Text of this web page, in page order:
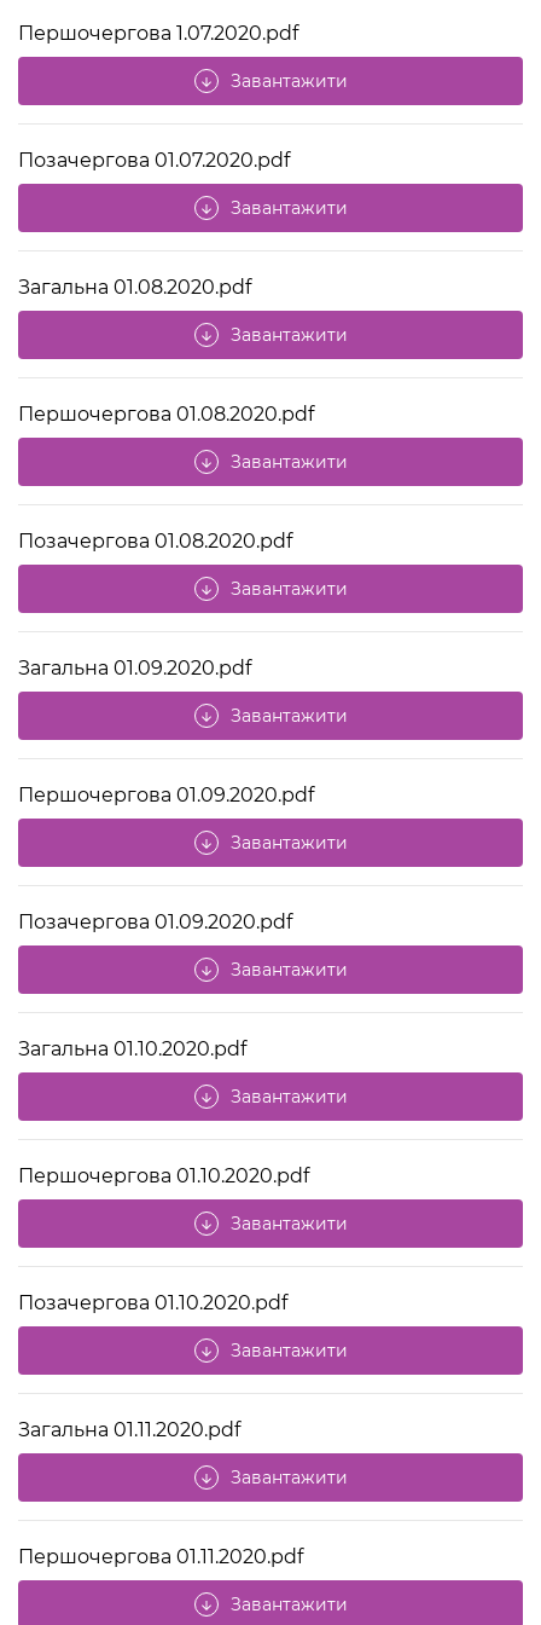
Першочергова 1.07.2020.pdf
arrow_downward Завантажити
Позачергова 01.07.2020.pdf
arrow_downward Завантажити
Загальна 01.08.2020.pdf
arrow_downward Завантажити
Першочергова 01.08.2020.pdf
arrow_downward Завантажити
Позачергова 01.08.2020.pdf
arrow_downward Завантажити
Загальна 01.09.2020.pdf
arrow_downward Завантажити
Першочергова 01.09.2020.pdf
arrow_downward Завантажити
Позачергова 01.09.2020.pdf
arrow_downward Завантажити
Загальна 01.10.2020.pdf
arrow_downward Завантажити
Першочергова 01.10.2020.pdf
arrow_downward Завантажити
Позачергова 01.10.2020.pdf
arrow_downward Завантажити
Загальна 01.11.2020.pdf
arrow_downward Завантажити
Першочергова 01.11.2020.pdf
arrow_downward Завантажити